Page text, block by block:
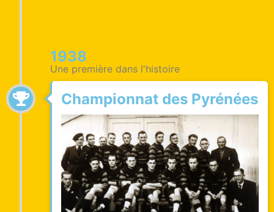
1938
Une première dans l'histoire
Championnat des Pyrénées